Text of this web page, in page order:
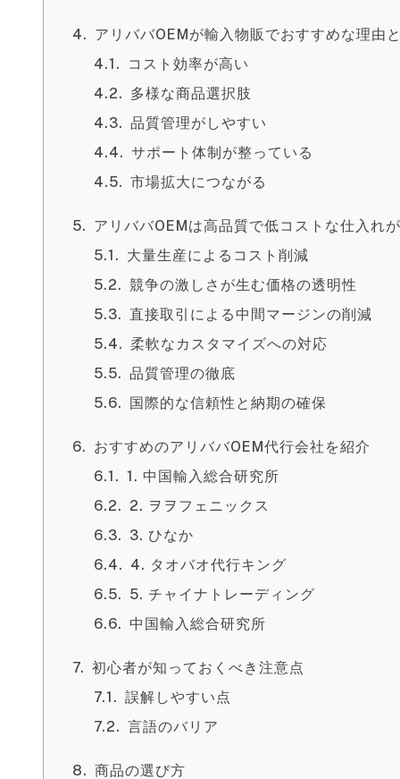
アリババOEMが輸入物販でおすすめな理由
コスト効率が高い
多様な商品選択肢
品質管理がしやすい
サポート体制が整っている
市場拡大につながる
アリババOEMは高品質で低コストな仕入れ
大量生産によるコスト削減
競争の激しさが生む価格の透明性
直接取引による中間マージンの削減
柔軟なカスタマイズへの対応
品質管理の徹底
国際的な信頼性と納期の確保
おすすめのアリババOEM代行会社を紹介
1. 中国輸入総合研究所
2. ヲヲフェニックス
3. ひなか
4. タオバオ代行キング
5. チャイナトレーディング
中国輸入総合研究所
初心者が知っておくべき注意点
誤解しやすい点
言語のバリア
商品の選び方